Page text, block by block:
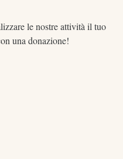
le nostre attività il tuo
una donazione!